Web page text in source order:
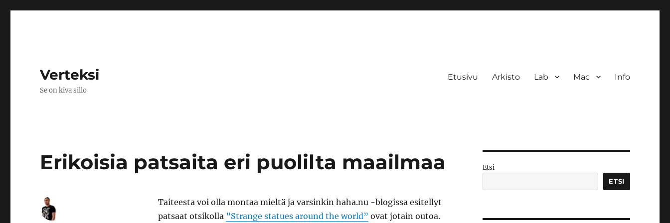
Verteksi
Se on kiva sillo
Etusivu Arkisto Lab Mac Info
Erikoisia patsaita eri puolilta maailmaa
Taiteesta voi olla montaa mieltä ja varsinkin haha.nu -blogissa esitellyt
patsaat otsikolla ”Strange statues around the world” ovat jotain outoa.
Etsi
ETSI